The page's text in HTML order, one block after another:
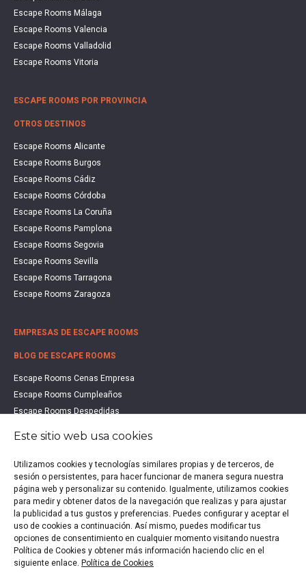
Escape Rooms Málaga
Escape Rooms Valencia
Escape Rooms Valladolid
Escape Rooms Vitoria
ESCAPE ROOMS POR PROVINCIA
OTROS DESTINOS
Escape Rooms Alicante
Escape Rooms Burgos
Escape Rooms Cádiz
Escape Rooms Córdoba
Escape Rooms La Coruña
Escape Rooms Pamplona
Escape Rooms Segovia
Escape Rooms Sevilla
Escape Rooms Tarragona
Escape Rooms Zaragoza
EMPRESAS DE ESCAPE ROOMS
BLOG DE ESCAPE ROOMS
Escape Rooms Cenas Empresa
Escape Rooms Cumpleaños
Escape Rooms Despedidas
Escape Rooms Familias
Escape Rooms Halloween
Escape Rooms San Valentín
Estudio de Mercado Escape Rooms 2021
Qué es un Escape Room
Qué es un Hall Escape
Este sitio web usa cookies
Utilizamos cookies y tecnologías similares propias y de terceros, de
sesión o persistentes, para hacer funcionar de manera segura nuestra
página web y personalizar su contenido. Igualmente, utilizamos cookies
para medir y obtener datos de la navegación que realizas y para ajustar
la publicidad a tus gustos y preferencias. Puedes configurar y aceptar el
uso de cookies a continuación. Así mismo, puedes modificar tus
opciones de consentimiento en cualquier momento visitando nuestra
Política de Cookies y obtener más información haciendo clic en el
siguiente enlace. Política de Cookies